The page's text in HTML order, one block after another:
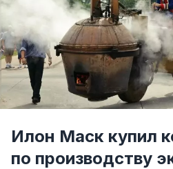
Илон Маск купил
по производству